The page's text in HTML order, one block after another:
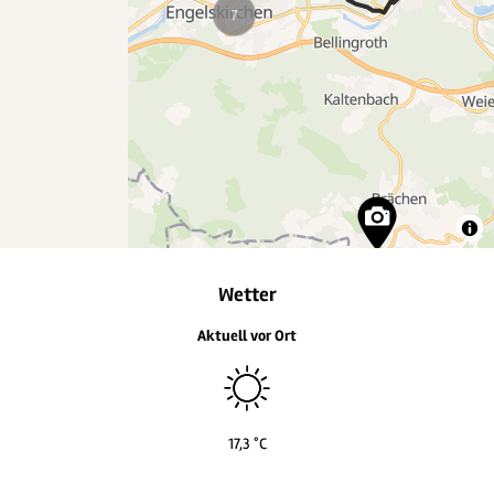
Wetter
Aktuell vor Ort
17,3 °C